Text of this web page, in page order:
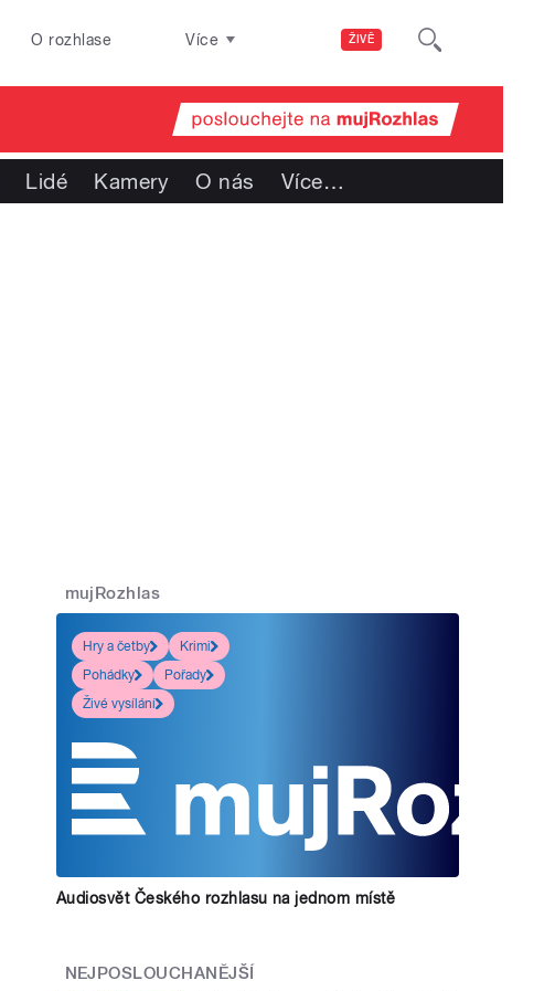
ŽIVĚ
O rozhlase Více
Lidé Kamery O nás Více…
mujRozhlas
Hry a četby
Krimi
Pohádky
Pořady
Živé vysílání
Audiosvět Českého rozhlasu na jednom místě
NEJPOSLOUCHANĚJŠÍ